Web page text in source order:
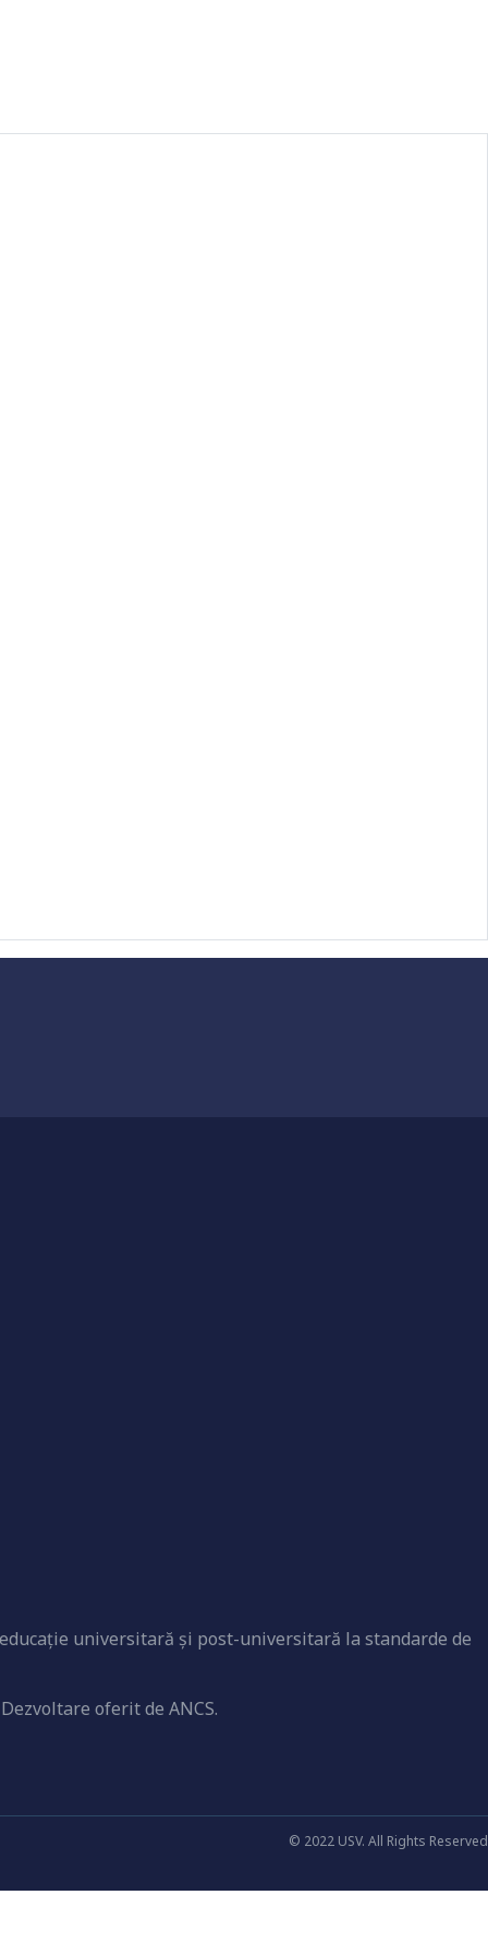
universitară şi post-universitară la standarde de
oferit de ANCS.
© 2022 USV. All Rights Reserved